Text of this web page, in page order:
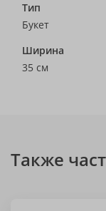
Тип
Букет
Ширина
35 см
Также